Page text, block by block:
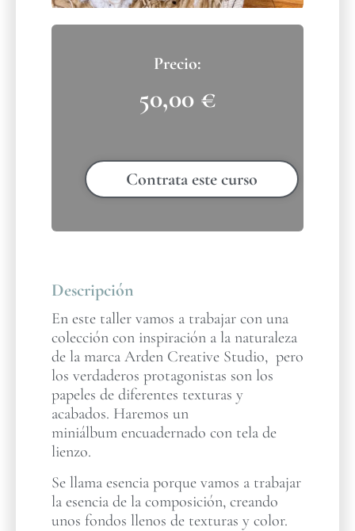
50,00 €
Contrata este curso
Descripción
En este taller vamos a trabajar con una
colección con inspiración a la naturaleza
de la marca Arden Creative Studio, pero
los verdaderos protagonistas son los
papeles de diferentes texturas y
acabados. Haremos un
miniálbum encuadernado con tela de
lienzo.
Se llama esencia porque vamos a trabajar
la esencia de la composición, creando
unos fondos llenos de texturas y color.